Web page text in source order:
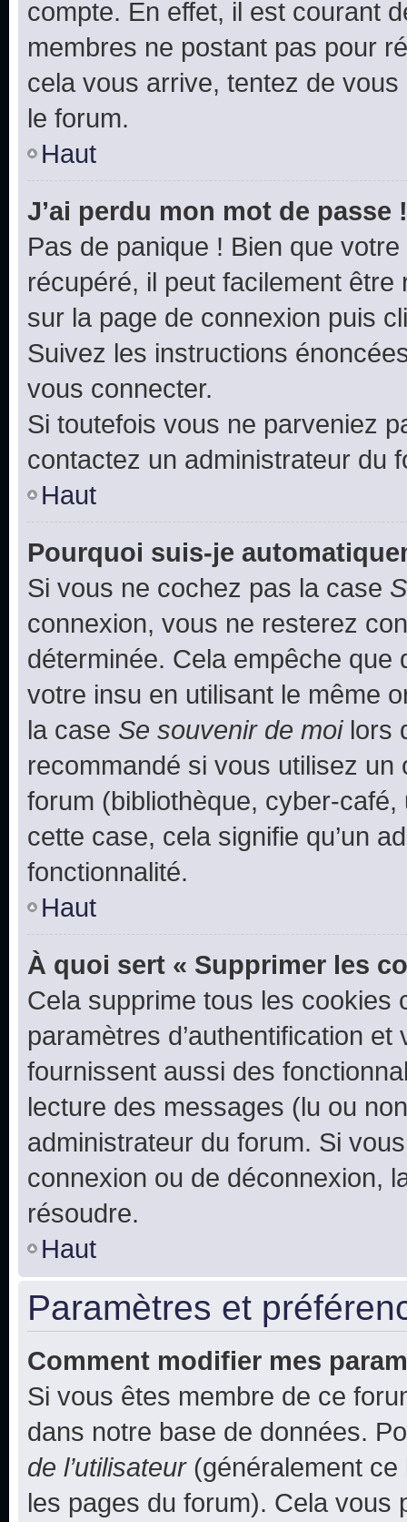
compte. En effet, il est courant
membres ne postant pas pour
cela vous arrive, tentez de
le forum.
Haut
J’ai perdu mon mot de passe !
Pas de panique ! Bien que
récupéré, il peut facilement
sur la page de connexion puis
Suivez les instructions
vous connecter.
Si toutefois vous ne parveniez
contactez un administrateur du
Haut
Pourquoi suis-je
Si vous ne cochez pas la case
connexion, vous ne resterez
déterminée. Cela empêche que
votre insu en utilisant le même
la case Se souvenir de moilors
recommandé si vous utilisez
forum (bibliothèque, cyber-
cette case, cela signifie qu’un
fonctionnalité.
Haut
À quoi sert « Supprimer les
Cela supprime tous les cookies
paramètres d’authentification
fournissent aussi des
lecture des messages (lu ou
administrateur du forum. Si
connexion ou de déconnexion,
résoudre.
Haut
Paramètres et
Comment modifier mes
Si vous êtes membre de ce
dans notre base de données.
de l’utilisateur(généralement ce
les pages du forum). Cela vous